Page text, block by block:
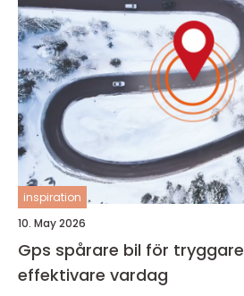
inspiration
10. May 2026
Gps spårare bil för
effektivare vardag